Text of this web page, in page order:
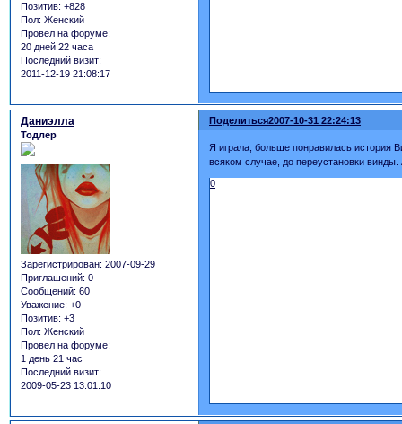
Позитив: +828
Пол: Женский
Провел на форуме:
20 дней 22 часа
Последний визит:
2011-12-19 21:08:17
Поделиться2007-10-31 22:24:13
Даниэлла
Тодлер
Зарегистрирован: 2007-09-29
Приглашений: 0
Сообщений: 60
Уважение: +0
Позитив: +3
Пол: Женский
Провел на форуме:
1 день 21 час
Последний визит:
2009-05-23 13:01:10
Я играла, больше понравилась история
всяком случае, до переустановки
0